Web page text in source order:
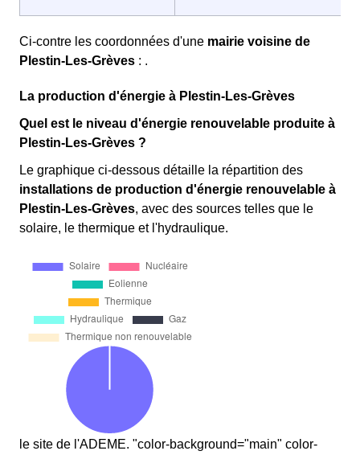
Ci-contre les coordonnées d'une mairie voisine de
Plestin-Les-Grèves : .
La production d'énergie à Plestin-Les-Grèves
Quel est le niveau d'énergie renouvelable produite à
Plestin-Les-Grèves ?
Le graphique ci-dessous détaille la répartition des
installations de production d'énergie renouvelable à
Plestin-Les-Grèves, avec des sources telles que le
solaire, le thermique et l'hydraulique.
le site de l'ADEME. "color-background="main" color-